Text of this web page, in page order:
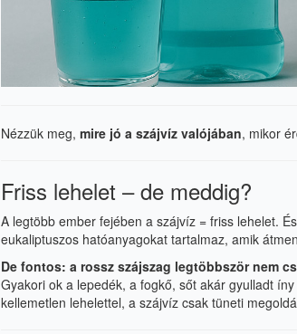
Nézzük meg, mire jó a szájvíz valójában, mikor
Friss lehelet – de meddig?
A legtöbb ember fejében a szájvíz = friss lehelet.
eukaliptuszos hatóanyagokat tartalmaz, amik
De fontos: a rossz szájszag legtöbbször nem
Gyakori ok a lepedék, a fogkő, sőt akár gyulladt
kellemetlen lehelettel, a szájvíz csak tüneti